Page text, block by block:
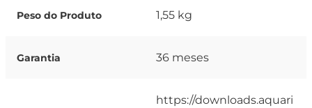
Peso do Produto 1,55 kg
Garantia 36 meses
https://downloads.aquari